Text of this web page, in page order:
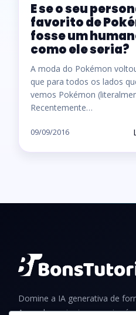
E se o seu
favorito de
fosse um
como ele seria?
A moda do Pokémon
que para todos os lados
vemos Pokémon
Recentemente…
09/09/2016
Domine a IA generativa de
Aprenda a criar imagens